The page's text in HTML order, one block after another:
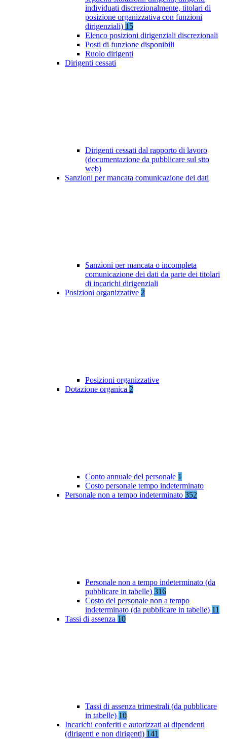
individuati discrezionalmente, titolari di
posizione organizzativa con funzioni
dirigenziali) 15
Elenco posizioni dirigenziali discrezionali
Posti di funzione disponibili
Ruolo dirigenti
Dirigenti cessati
Dirigenti cessati dal rapporto di lavoro
(documentazione da pubblicare sul sito
web)
Sanzioni per mancata comunicazione dei dati
Sanzioni per mancata o incompleta
comunicazione dei dati da parte dei titolari
di incarichi dirigenziali
Posizioni organizzative 2
Posizioni organizzative
Dotazione organica 2
Conto annuale del personale 1
Costo personale tempo indeterminato
Personale non a tempo indeterminato 352
Personale non a tempo indeterminato (da
pubblicare in tabelle) 316
Costo del personale non a tempo
indeterminato (da pubblicare in tabelle) 11
Tassi di assenza 10
Tassi di assenza trimestrali (da pubblicare
in tabelle) 10
Incarichi conferiti e autorizzati ai dipendenti
(dirigenti e non dirigenti) 141